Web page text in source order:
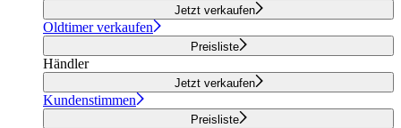
Jetzt verkaufen
Oldtimer verkaufen
Preisliste
Händler
Jetzt verkaufen
Kundenstimmen
Preisliste